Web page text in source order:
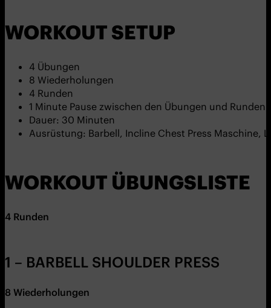
WORKOUT SETUP
4 Übungen
8 Wiederholungen
4 Runden
1 Minute Pause zwischen den Übungen und Runden
Dauer: 30 Minuten
Ausrüstung: Barbell, Incline Chest Press Maschine,
WORKOUT ÜBUNGSLISTE
4 Runden
1 – BARBELL SHOULDER PRESS
8 Wiederholungen